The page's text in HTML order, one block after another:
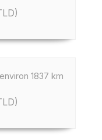
environ 1837 km